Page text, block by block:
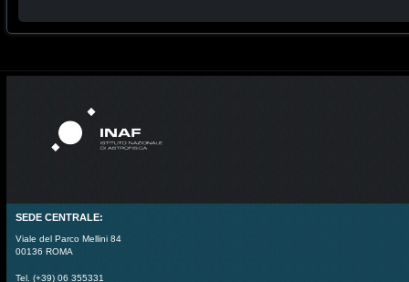
SEDE CENTRALE:
Viale del Parco Mellini 84
00136 ROMA
Tel. (+39) 06 355331